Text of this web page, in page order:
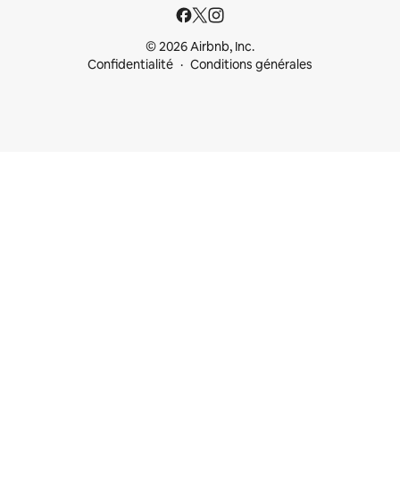
© 2026 Airbnb, Inc.
Confidentialité
Conditions générales